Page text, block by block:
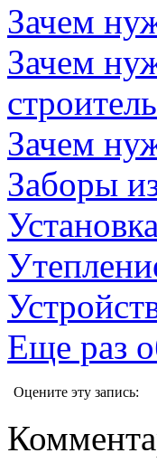
Зачем
Зачем
Зачем
Заборы
Еще раз
Оцените эту запись: